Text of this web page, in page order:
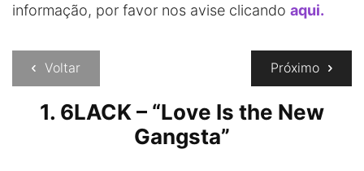
informação, por favor nos avise clicando aqui.
Voltar Próximo
1. 6LACK – “Love Is the New
Gangsta”